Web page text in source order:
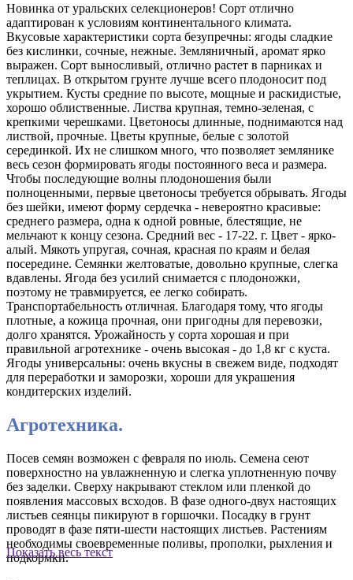
Показать весь текст
Новинка от уральских селекционеров! Сорт отлично
адаптирован к условиям континентального климата.
Вкусовые характеристики сорта безупречны: ягоды сладкие
без кислинки, сочные, нежные. Земляничный‚ аромат ярко
выражен. Сорт выносливый, отлично растет в парниках и
теплицах. В открытом грунте лучше всего плодоносит под
укрытием. Кусты средние по высоте, мощные и раскидистые,
хорошо облиственные. Листва крупная, темно-зеленая, с
крепкими черешками. Цветоносы длинные, поднимаются над
листвой, прочные. Цветы крупные, белые с золотой
серединкой. Их не слишком много, что позволяет землянике
весь сезон формировать ягоды постоянного веса и размера.
Чтобы последующие волны плодоношения были
полноценными, первые цветоносы требуется обрывать. Ягоды
без шейки, имеют форму сердечка - невероятно красивые:
среднего размера, одна к одной ровные, блестящие, не
мельчают к концу сезона. Средний вес - 17-22. г. Цвет - ярко-
алый. Мякоть упругая, сочная, красная по краям и белая
посередине. Семянки желтоватые, довольно крупные, слегка
вдавлены. Ягода без усилий снимается с плодоножки,
поэтому не травмируется, ее легко собирать.
Транспортабельность отличная. Благодаря тому, что ягоды
плотные, а кожица прочная, они пригодны для перевозки,
долго хранятся. Урожайность у сорта хорошая и при
правильной агротехнике - очень высокая - до 1,8 кг с куста.
Ягоды универсальны: очень вкусны в свежем виде, подходят
для переработки и заморозки, хороши для украшения
кондитерских изделий.
Агротехника.
Посев семян возможен с февраля по июль. Семена сеют
поверхностно на увлажненную и слегка уплотненную почву
без заделки. Сверху накрывают стеклом или пленкой до
появления массовых всходов. В фазе одного-двух настоящих
листьев сеянцы пикируют в горшочки. Посадку в грунт
проводят в фазе пяти-шести настоящих листьев. Растениям
необходимы своевременные поливы, прополки, рыхления и
подкормки.